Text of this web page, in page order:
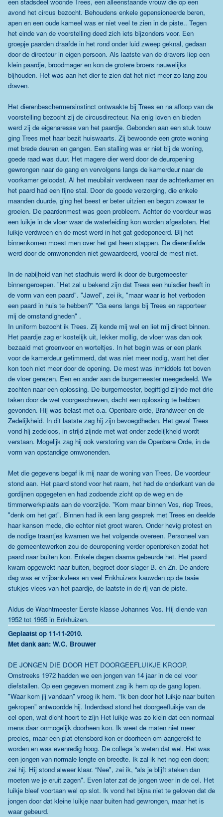
een stadsdeel woonde Trees, een alleenstaande vrouw die op een
avond het circus bezocht. Behoudens enkele gepensioneerde beren,
apen en een oude kameel was er niet veel te zien in de piste.. Tegen
het einde van de voorstelling deed zich iets bijzonders voor. Een
groepje paarden draafde in het rond onder luid zweep geknal, gedaan
door de directeur in eigen persoon. Als laatste van de dravers liep een
klein paardje, broodmager en kon de grotere broers nauwelijks
bijhouden. Het was aan het dier te zien dat het niet meer zo lang zou
draven.
Het dierenbeschermersinstinct ontwaakte bij Trees en na afloop van de
voorstelling bezocht zij de circusdirecteur. Na enig loven en bieden
werd zij de eigenaresse van het paardje. Gebonden aan een stuk touw
ging Trees met haar bezit huiswaarts. Zij bewoonde een grote woning
met brede deuren en gangen. Een stalling was er niet bij de woning,
goede raad was duur. Het magere dier werd door de deuropening
gewrongen naar de gang en vervolgens langs de kamerdeur naar de
voorkamer geloodst. Al het meubilair verdween naar de achterkamer en
het paard had een fijne stal. Door de goede verzorging, die enkele
maanden duurde, ging het beest er beter uitzien en begon zowaar te
groeien. De paardenmest was geen probleem. Achter de voordeur was
een luikje in de vloer waar de waterleiding kon worden afgesloten. Het
luikje verdween en de mest werd in het gat gedeponeerd. Bij het
binnenkomen moest men over het gat heen stappen. De dierenliefde
werd door de omwonenden niet gewaardeerd, vooral de mest niet.
In de nabijheid van het stadhuis werd ik door de burgemeester
binnengeroepen. "Het zal u bekend zijn dat Trees een huisdier heeft in
de vorm van een paard". "Jawel", zei ik, "maar waar is het verboden
een paard in huis te hebben?" "Ga eens langs bij Trees en rapporteer
mij de omstandigheden" .
In uniform bezocht ik Trees. Zij kende mij wel en liet mij direct binnen.
Het paardje zag er kostelijk uit, lekker mollig, de vloer was dan ook
bezaaid met groenvoer en worteltjes. In het begin was er een plank
voor de kamerdeur getimmerd, dat was niet meer nodig, want het dier
kon toch niet meer door de opening. De mest was inmiddels tot boven
de vloer gerezen. Een en ander aan de burgemeester meegedeeld. We
zochten naar een oplossing. De burgemeester, begiftigd zijnde met drie
taken door de wet voorgeschreven, dacht een oplossing te hebben
gevonden. Hij was belast met o.a. Openbare orde, Brandweer en de
Zedelijkheid. In dit laatste zag hij zijn bevoegdheden. Het geval Trees
vond hij zedeloos, in strijd zijnde met wat onder zedelijkheid wordt
verstaan. Mogelijk zag hij ook verstoring van de Openbare Orde, in de
vorm van opstandige omwonenden.
Met die gegevens begaf ik mij naar de woning van Trees. De voordeur
stond aan. Het paard stond voor het raam, het had de onderkant van de
gordijnen opgegeten en had zodoende zicht op de weg en de
timmerwerkplaats aan de voorzijde. "Kom maar binnen Vos, riep Trees,
"denk om het gat". Binnen had ik een lang gesprek met Trees en deelde
haar kansen mede, die echter niet groot waren. Onder hevig protest en
de nodige traantjes kwamen we het volgende overeen. Personeel van
de gemeentewerken zou de deuropening verder openbreken zodat het
paard naar buiten kon. Enkele dagen daarna gebeurde het. Het paard
kwam opgewekt naar buiten, begroet door slager B. en Zn. De andere
dag was er vrijbankvlees en veel Enkhuizers kauwden op de taaie
stukjes vlees van het paardje, de laatste in de rij van de piste.
Aldus de Wachtmeester Eerste klasse Johannes Vos. Hij diende van
1952 tot 1965 in Enkhuizen.
Geplaatst op 11-11-2010.
Met dank aan: W.C. Brouwer
DE JONGEN DIE DOOR HET DOORGEEFLUIKJE KROOP.
Omstreeks 1972 hadden we een jongen van 14 jaar in de cel voor
diefstallen. Op een gegeven moment zag ik hem op de gang lopen.
"Waar kom jij vandaan" vroeg ik hem. “Ik ben door het luikje naar buiten
gekropen" antwoordde hij. Inderdaad stond het doorgeefluikje van de
cel open, wat dicht hoort te zijn Het luikje was zo klein dat een normaal
mens daar onmogelijk doorheen kon. Ik weet de maten niet meer
precies, maar een plat etensbord kon er doorheen om aangereikt te
worden en was evenredig hoog. De collega 's weten dat wel. Het was
een jongen van normale lengte en breedte. Ik zal ik het nog een doen;
zei hij. Hij stond alweer klaar. “Nee", zei ik, “als je blijft steken dan
moeten we je eruit zagen". Even later zat de jongen weer in de cel. Het
luikje bleef voortaan wel op slot. Ik vond het bijna niet te geloven dat de
jongen door dat kleine luikje naar buiten had gewrongen, maar het is
waar gebeurd.